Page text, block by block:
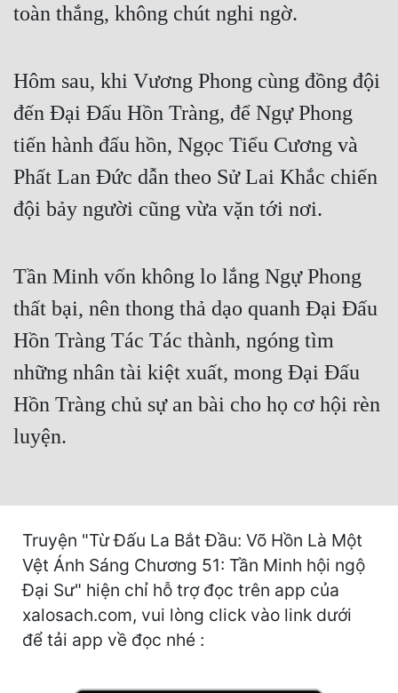
Dị Giới
Gia Đấu
Góc Nhìn Nam
Góc Nhìn Nữ
Huyền Huyễn
Huyền Nghi
Học Đường
Khoa Huyễn
Khoa Huyễn Không Gian
Kiếm Hiệp
Kỳ Huyễn
Linh Dị
Làm Giàu
toàn thắng, không chút nghi ngờ.
Hôm sau, khi Vương Phong cùng đồng đội
đến Đại Đấu Hồn Tràng, để Ngự Phong
tiến hành đấu hồn, Ngọc Tiểu Cương và
Phất Lan Đức dẫn theo Sử Lai Khắc chiến
đội bảy người cũng vừa vặn tới nơi.
Tần Minh vốn không lo lắng Ngự Phong
thất bại, nên thong thả dạo quanh Đại Đấu
Hồn Tràng Tác Tác thành, ngóng tìm
những nhân tài kiệt xuất, mong Đại Đấu
Hồn Tràng chủ sự an bài cho họ cơ hội rèn
luyện.
Truyện "Từ Đấu La Bắt Đầu: Võ Hồn Là Một
Vệt Ánh Sáng Chương 51: Tần Minh hội ngộ
Đại Sư" hiện chỉ hỗ trợ đọc trên app của
xalosach.com, vui lòng click vào link dưới
để tải app về đọc nhé :